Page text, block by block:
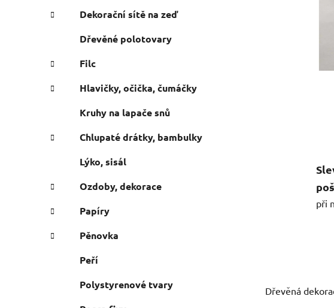
n
a
e
e
Dekorační sítě na zeď
Dřevěné polotovary
Filc
Hlavičky, očička, čumáčky
Kruhy na lapače snů
Chlupaté drátky, bambulky
Lýko, sisál
Ozdoby, dekorace
Papíry
Pěnovka
Peří
Polystyrenové tvary
při
Dřevěná